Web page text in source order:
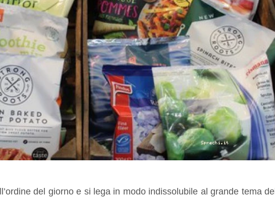
del giorno e si lega in modo indissolubile al grande tema del